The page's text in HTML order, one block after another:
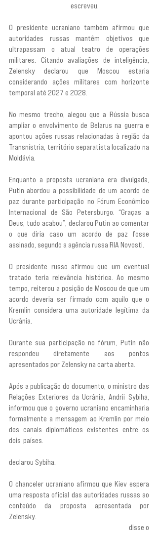
escreveu.
O presidente ucraniano também afirmou que
autoridades russas mantêm objetivos que
ultrapassam o atual teatro de operações
militares. Citando avaliações de inteligência,
Zelensky declarou que Moscou estaria
considerando ações militares com horizonte
temporal até 2027 e 2028.
No mesmo trecho, alegou que a Rússia busca
ampliar o envolvimento de Belarus na guerra e
apontou ações russas relacionadas à região da
Transnístria, território separatista localizado na
Moldávia.
Enquanto a proposta ucraniana era divulgada,
Putin abordou a possibilidade de um acordo de
paz durante participação no Fórum Econômico
Internacional de São Petersburgo. “Graças a
Deus, tudo acabou”, declarou Putin ao comentar
o que diria caso um acordo de paz fosse
assinado, segundo a agência russa RIA Novosti.
O presidente russo afirmou que um eventual
tratado teria relevância histórica. Ao mesmo
tempo, reiterou a posição de Moscou de que um
acordo deveria ser firmado com aquilo que o
Kremlin considera uma autoridade legítima da
Ucrânia.
Durante sua participação no fórum, Putin não
respondeu diretamente aos pontos
apresentados por Zelensky na carta aberta.
Após a publicação do documento, o ministro das
Relações Exteriores da Ucrânia, Andrii Sybiha,
informou que o governo ucraniano encaminharia
formalmente a mensagem ao Kremlin por meio
dos canais diplomáticos existentes entre os
dois países.
declarou Sybiha.
O chanceler ucraniano afirmou que Kiev espera
uma resposta oficial das autoridades russas ao
conteúdo da proposta apresentada por
Zelensky.
disse o